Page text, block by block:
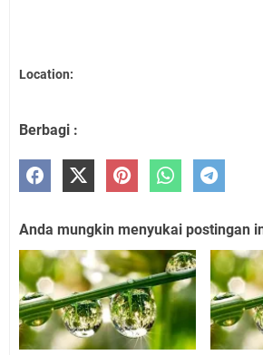
Location:
Berbagi :
Anda mungkin menyukai postingan